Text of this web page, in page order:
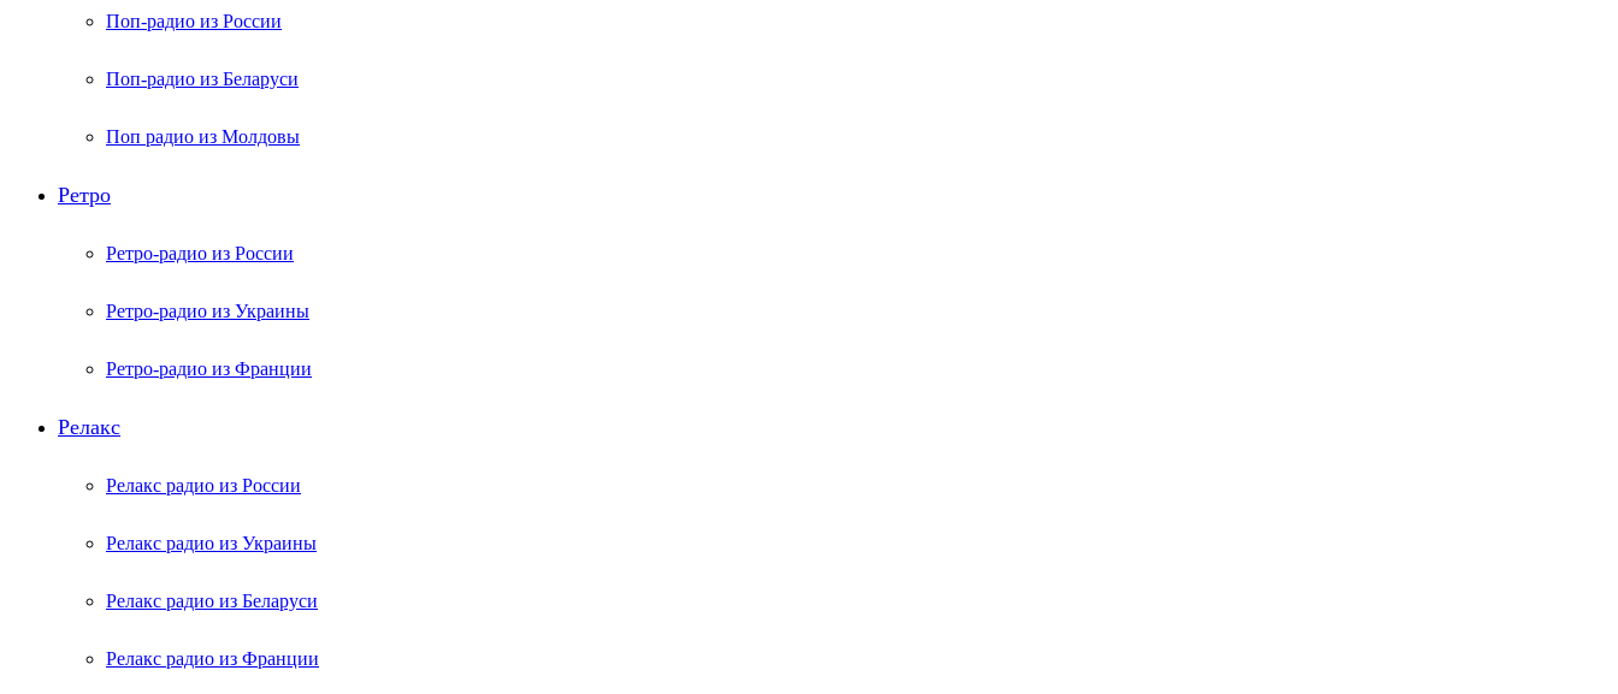
Поп-радио из России
Поп-радио из Беларуси
Поп радио из Молдовы
Ретро
Ретро-радио из России
Ретро-радио из Украины
Ретро-радио из Франции
Релакс
Релакс радио из России
Релакс радио из Украины
Релакс радио из Беларуси
Релакс радио из Франции